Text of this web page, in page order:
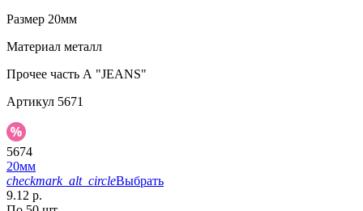
Размер 20мм
Материал металл
Прочее часть А "JEANS"
Артикул 5671
5674
20мм
checkmark_alt_circleВыбрать
9.12 р.